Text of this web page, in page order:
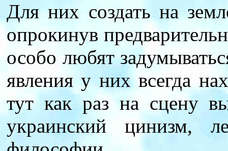
Для них создать на
опрокинув
особо любят
явления у них всегда
тут как раз на сцену
украинский цинизм,